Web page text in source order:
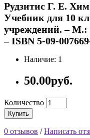
Рудзитис Г. Е.
Учебник для 10
учреждений. – М.:
– ISBN 5-09-
Наличие: 1
50.00руб.
Количество
Купить
0 отзывов /Написать